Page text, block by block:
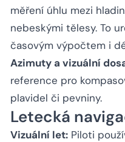
měření úhlu mezi
nebeskými tělesy. To
časovým výpočtem i
Azimuty a vizuální
reference pro
plavidel či pevniny.
Letecká
Vizuální let: Piloti